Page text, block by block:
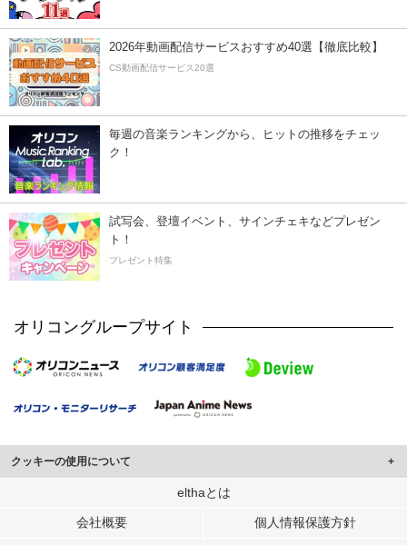
2026年動画配信サービスおすすめ40選【徹底比較】
CS動画配信サービス20選
毎週の音楽ランキングから、ヒットの推移をチェッ
ク！
試写会、登壇イベント、サインチェキなどプレゼン
ト！
プレゼント特集
オリコングループサイト
クッキーの使用について
このサイトでは Cookie を使用して、ユーザーに合わせたコンテンツや広告の
行っています。
elthaとは
会社概要 個人情報保護方針